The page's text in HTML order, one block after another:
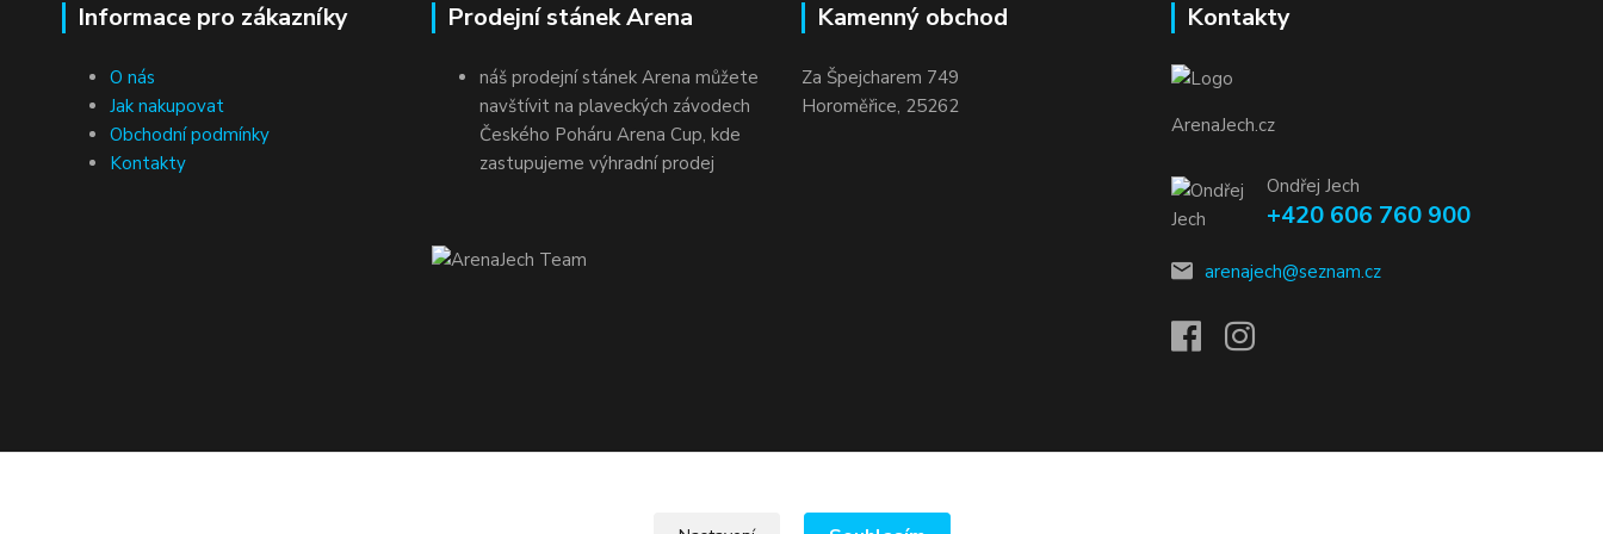
Informace pro zákazníky
O nás
Jak nakupovat
Obchodní podmínky
Kontakty
Prodejní stánek Arena
náš prodejní stánek Arena můžete
navštívit na plaveckých závodech
Českého Poháru Arena Cup, kde
zastupujeme výhradní prodej
Kamenný obchod
Za Špejcharem 749
Horoměřice, 25262
Kontakty
ArenaJech.cz
Ondřej Jech
+420 606 760 900
arenajech@seznam.cz